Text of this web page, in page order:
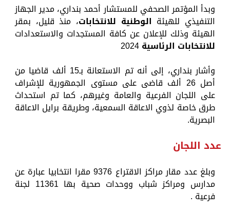
وبدأ المؤتمر الصحفي للمستشار أحمد بنداري، مدير الجهاز
التنفيذي للهيئة الوطنية للانتخابات، منذ قليل، بمقر
الهيئة وذلك للإعلان عن كافة المستجدات والاستعدادات
للانتخابات الرئاسية
وأشار بنداري، إلى أنه تم الاستعانة بـ15 ألف قاضيا من
أصل 26 ألف قاضى على مستوى الجمهورية للإشراف
على اللجان الفرعية والعامة وغيرهم، كما تم استحداث
طرق خاصة لذوي الاعاقة السمعية، وطريقة برايل الاعاقة
البصرية.
عدد اللجان
وبلغ عدد مقار مراكز الاقتراع 9376 مقرا انتخابيا عبارة عن
مدارس ومراكز شباب ووحدات صحية بها 11361 لجنة
فرعية .